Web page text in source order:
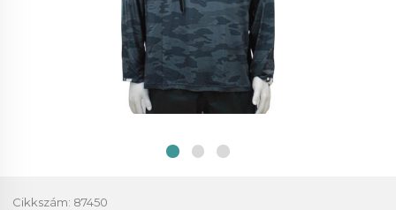
Cikkszám: 87450